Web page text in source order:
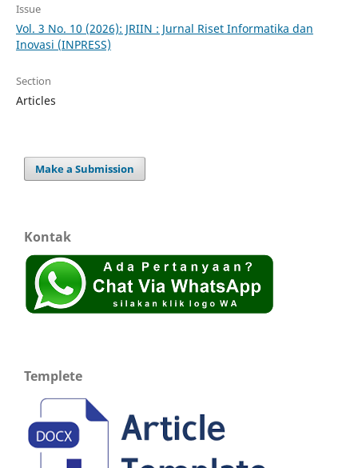
Issue
Vol. 3 No. 10 (2026): JRIIN : Jurnal Riset Informatika dan
Inovasi (INPRESS)
Section
Articles
Make a Submission
Kontak
Templete